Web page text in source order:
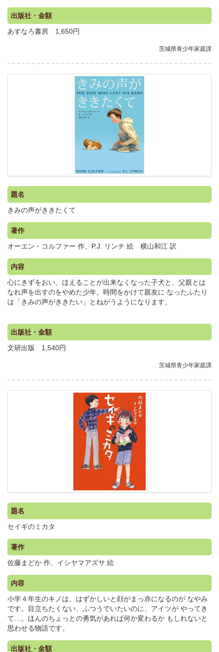
出版社・金額
あすなろ書房 1,650円
茨城県青少年家庭課
題名
きみの声がききたくて
著作
オーエン・コルファー 作、P.J. リンチ 絵 横山和江 訳
内容
心にきずをおい、ほえることが出来なくなった子犬と、父親とは
なれ声を出すのをやめた少年。時間をかけて親友に なったふたり
は「きみの声がききたい」とねがうようになります。
出版社・金額
文研出版 1,540円
茨城県青少年家庭課
題名
セイギのミカタ
著作
佐藤まどか 作、イシヤマアズサ 絵
内容
小学４年生のキノは、はずかしいと顔がまっ赤になるのが なやみ
です。目立ちたくない、ふつうでいたいのに、アイツが やってき
て…。ほんのちょっとの勇気があれば何か変わるか もしれないと
思わせる物語です。
出版社・金額